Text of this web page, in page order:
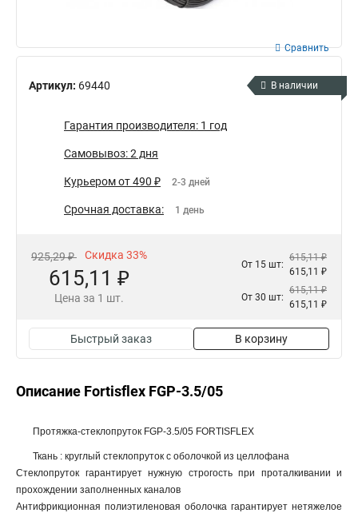
Артикул: 69440
Сравнить
В наличии
Гарантия производителя: 1 год
Самовывоз: 2 дня
Курьером от 490 ₽ 2-3 дней
Срочная доставка: 1 день
925,29 ₽ Скидка 33%
615,11 ₽
Цена за 1 шт.
От 15 шт:
615,11 ₽
615,11 ₽
От 30 шт:
615,11 ₽
615,11 ₽
Быстрый заказ В корзину
Описание Fortisflex FGP-3.5/05
Протяжка-стеклопруток FGP-3.5/05 FORTISFLEX
Ткань : круглый стеклопруток с оболочкой из целлофана
Стеклопруток гарантирует нужную строгость при проталкивании и
прохождении заполненных каналов
Антифрикционная полиэтиленовая оболочка гарантирует нетяжелое